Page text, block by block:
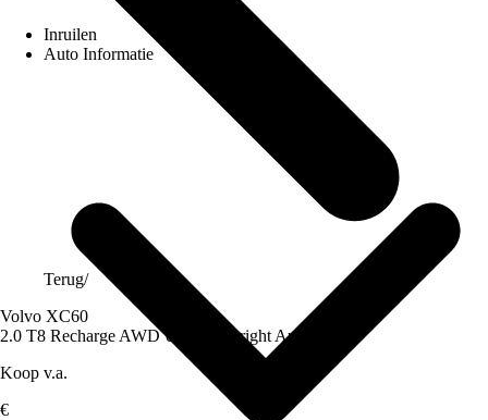
Inruilen
Auto Informatie
Terug/
Volvo XC60
2.0 T8 Recharge AWD Ultimate Bright Aut.
Koop v.a.
€